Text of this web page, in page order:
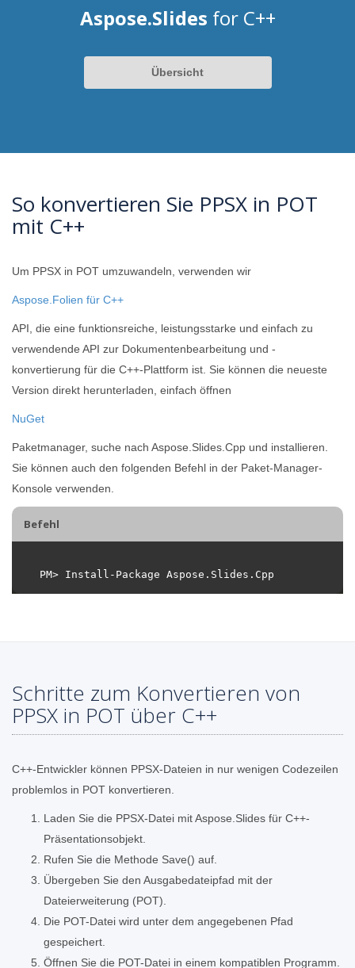
Aspose.Slides for C++
Übersicht
So konvertieren Sie PPSX in POT
mit C++
Um PPSX in POT umzuwandeln, verwenden wir
Aspose.Folien für C++
API, die eine funktionsreiche, leistungsstarke und einfach zu
verwendende API zur Dokumentenbearbeitung und -
konvertierung für die C++-Plattform ist. Sie können die neueste
Version direkt herunterladen, einfach öffnen
NuGet
Paketmanager, suche nach Aspose.Slides.Cpp und installieren.
Sie können auch den folgenden Befehl in der Paket-Manager-
Konsole verwenden.
Befehl
Schritte zum Konvertieren von
PPSX in POT über C++
C++-Entwickler können PPSX-Dateien in nur wenigen Codezeilen
problemlos in POT konvertieren.
Laden Sie die PPSX-Datei mit Aspose.Slides für C++-
Präsentationsobjekt.
Rufen Sie die Methode Save() auf.
Übergeben Sie den Ausgabedateipfad mit der
Dateierweiterung (POT).
Die POT-Datei wird unter dem angegebenen Pfad
gespeichert.
Öffnen Sie die POT-Datei in einem kompatiblen Programm.